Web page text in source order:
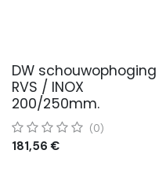
DW schouwophoging
RVS / INOX
200/250mm.
(0)
181,56 €